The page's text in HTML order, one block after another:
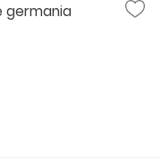
germania